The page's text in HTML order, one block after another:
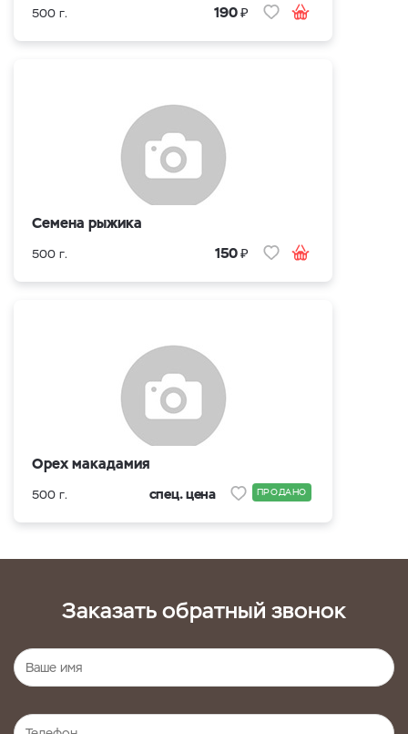
500 г. 190₽
Семена рыжика
500 г. 150₽
Орех макадамия
500 г. спец. цена ПРОДАНО
Заказать обратный звонок